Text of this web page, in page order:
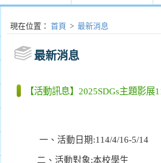
:::現在位置 ： 首頁 > 最新消息
最新消息
【活動訊息】2025SDGs主題影展
一、活動日期:114/4/16-5/14
二、 活動對象:本校學生